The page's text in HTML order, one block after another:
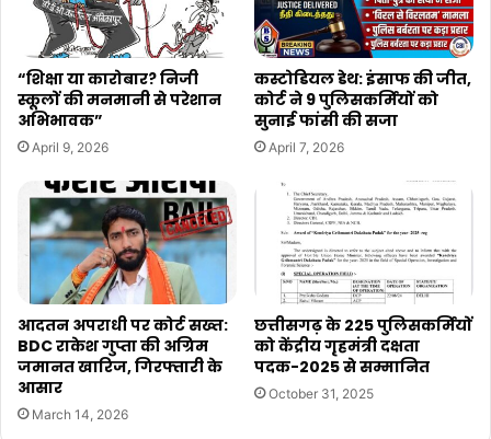
“शिक्षा या कारोबार? निजी
स्कूलों की मनमानी से परेशान
अभिभावक”
April 9, 2026
कस्टोडियल डेथ: इंसाफ की जीत,
कोर्ट ने 9 पुलिसकर्मियों को
सुनाई फांसी की सजा
April 7, 2026
आदतन अपराधी पर कोर्ट सख्त:
BDC राकेश गुप्ता की अग्रिम
जमानत खारिज, गिरफ्तारी के
आसार
March 14, 2026
छत्तीसगढ़ के 225 पुलिसकर्मियों
को केंद्रीय गृहमंत्री दक्षता
पदक-2025 से सम्मानित
October 31, 2025